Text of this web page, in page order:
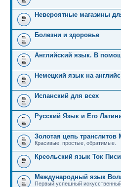
Невероятные магазины
Болезни и здоровье
Английский язык. В
Немецкий язык на
Испанский для всех
Русский Язык и Его
Золотая цепь транслитов
Красивые, простые, обратимые.
Креольский язык Ток
Международный язык
Первый успешный